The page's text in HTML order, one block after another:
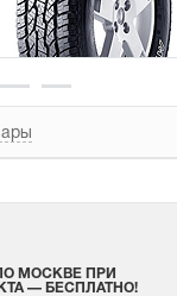
МОСКВЕ ПРИ
— БЕСПЛАТНО!